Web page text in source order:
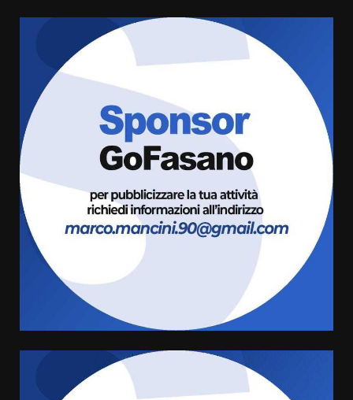
Politiche Giovanili e Mobilità
Sostenibile: premiati gli studenti
universitari del bando “La strada
giusta”
8 Agosto 2026 07:15
“I Contestatori: Musica di
Rivoluzione”: nuovo
appuntamento con “Fasano in
Banda”
amarezza per esclusione dal
campionato di calcio”
7 Agosto 2026 06:00